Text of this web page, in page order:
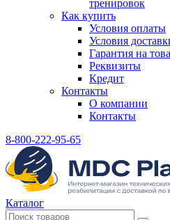
тренировок
Как купить
Условия оплаты
Условия
Гарантия на
Реквизиты
Кредит
Контакты
О компании
Контакты
8-800-222-95-65
Каталог